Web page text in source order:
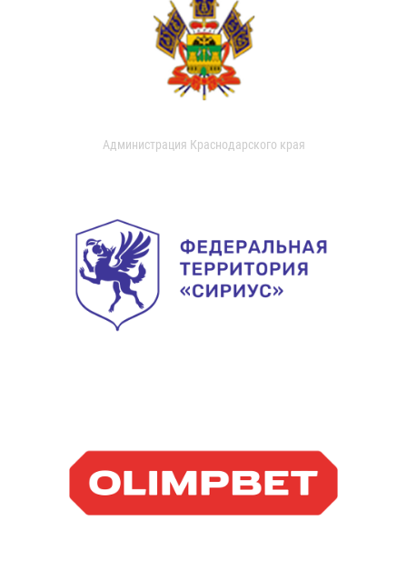
Администрация Краснодарского края